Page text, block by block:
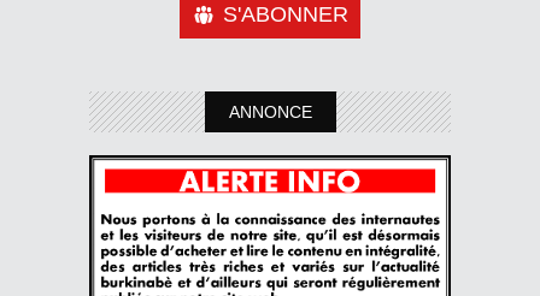
S'ABONNER
ANNONCE